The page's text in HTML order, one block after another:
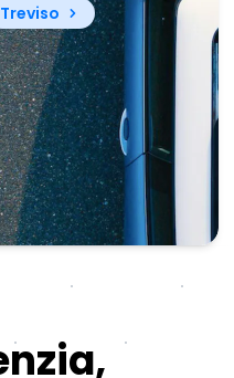
Treviso